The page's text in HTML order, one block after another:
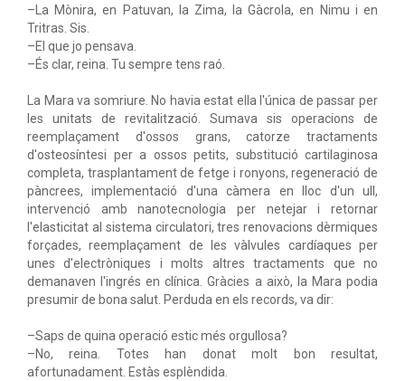
–La Mònira, en Patuvan, la Zima, la Gàcrola, en Nimu i en
Tritras. Sis.
–El que jo pensava.
–És clar, reina. Tu sempre tens raó.
La Mara va somriure. No havia estat ella l'única de passar per
les unitats de revitalització. Sumava sis operacions de
reemplaçament d'ossos grans, catorze tractaments
d'osteosíntesi per a ossos petits, substitució cartilaginosa
completa, trasplantament de fetge i ronyons, regeneració de
pàncrees, implementació d'una càmera en lloc d'un ull,
intervenció amb nanotecnologia per netejar i retornar
l'elasticitat al sistema circulatori, tres renovacions dèrmiques
forçades, reemplaçament de les vàlvules cardíaques per
unes d'electròniques i molts altres tractaments que no
demanaven l'ingrés en clínica. Gràcies a això, la Mara podia
presumir de bona salut. Perduda en els records, va dir:
–Saps de quina operació estic més orgullosa?
–No, reina. Totes han donat molt bon resultat,
afortunadament. Estàs esplèndida.